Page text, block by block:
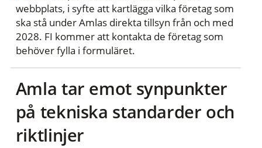
webbplats, i syfte att kartlägga vilka företag som
ska stå under Amlas direkta tillsyn från och med
2028. FI kommer att kontakta de företag som
behöver fylla i formuläret.
Amla tar emot synpunkter
på tekniska standarder och
riktlinjer